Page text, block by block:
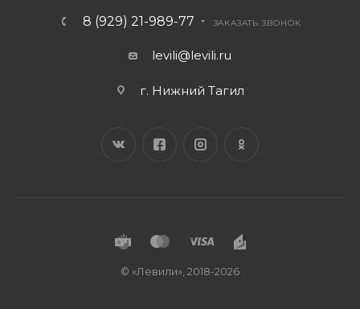
8 (929) 21-989-77 ЗАКАЗАТЬ ЗВОНОК
levili@levili.ru
г. Нижний Тагил
© «Левили», 2018-2026